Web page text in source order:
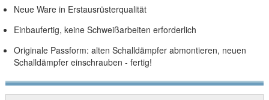
Neue Ware in Erstausrüsterqualität
Einbaufertig, keine Schweißarbeiten erforderlich
Originale Passform: alten Schalldämpfer abmontieren, neuen
Schalldämpfer einschrauben - fertig!